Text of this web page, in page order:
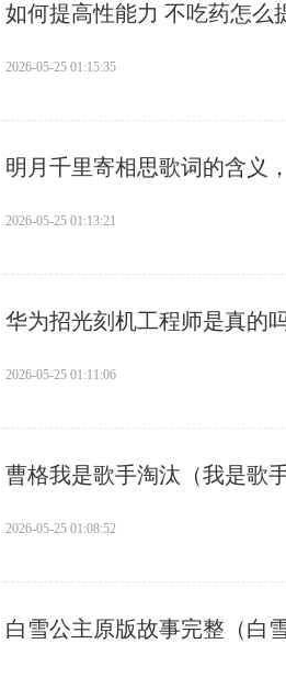
如何提高性能力 不吃药怎么
2026-05-25 01:15:35
明月千里寄相思歌词的含义
2026-05-25 01:13:21
华为招光刻机工程师是真的
2026-05-25 01:11:06
曹格我是歌手淘汰（我是歌
2026-05-25 01:08:52
白雪公主原版故事完整（白